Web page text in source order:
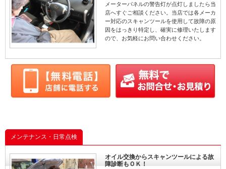
メーターパネルの警告灯が点灯しましたら当
店へすぐご相談ください。当店では各メーカ
ー対応のスキャンツールを使用して故障の原
因をはっきり特定し、確実に修理いたします
ので、お気軽にお問い合わせください。
メンテナンス・日常点検
オイル交換からスキャンツールによる故
障診断もＯＫ！